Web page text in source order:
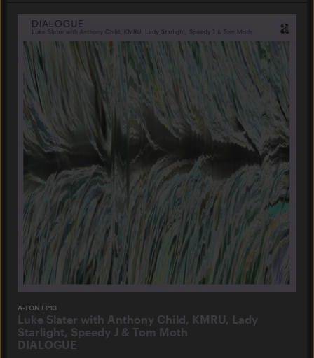
A-TON LP13
Luke Slater with Anthony Child, KMRU, Lady
Starlight, Speedy J & Tom Moth
DIALOGUE